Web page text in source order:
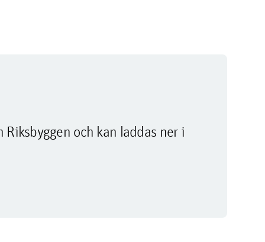
och kan laddas ner i